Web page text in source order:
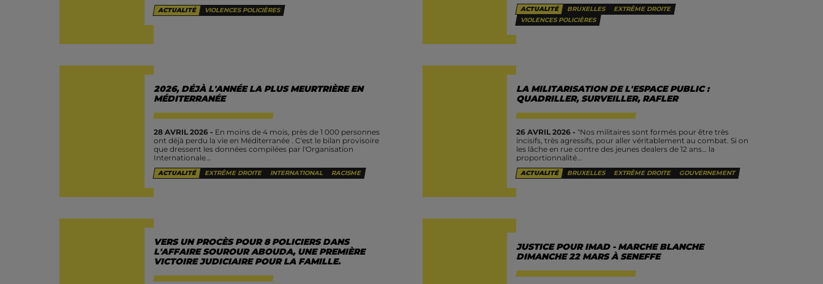
ACTUALITÉ VIOLENCES POLICIÈRES ACTUALITÉ BRUXELLES
EXTRÊME DROITE
VIOLENCES POLICIÈRES
2026, DÉJÀ L'ANNÉE LA PLUS MEURTRIÈRE EN
MÉDITERRANÉE
28 AVRIL 2026 - En moins de 4 mois, près de 1 000 personnes
ont déjà perdu la vie en Méditerranée . C'est le bilan provisoire
que dressent les données compilées par l'Organisation
Internationale...
ACTUALITÉ EXTRÊME DROITE INTERNATIONAL RACISME
LA MILITARISATION DE L'ESPACE PUBLIC :
QUADRILLER, SURVEILLER, RAFLER
26 AVRIL 2026 - "Nos militaires sont formés pour être très
incisifs, très agressifs, pour aller véritablement au combat. Si on
les lâche en rue contre des jeunes dealers de 12 ans… la
proportionnalité...
ACTUALITÉ BRUXELLES EXTRÊME DROITE GOUVERNEMENT
VERS UN PROCÈS POUR 8 POLICIERS DANS
L'AFFAIRE SOUROUR ABOUDA, UNE PREMIÈRE
VICTOIRE JUDICIAIRE POUR LA FAMILLE.
JUSTICE POUR IMAD - MARCHE BLANCHE
DIMANCHE 22 MARS À SENEFFE